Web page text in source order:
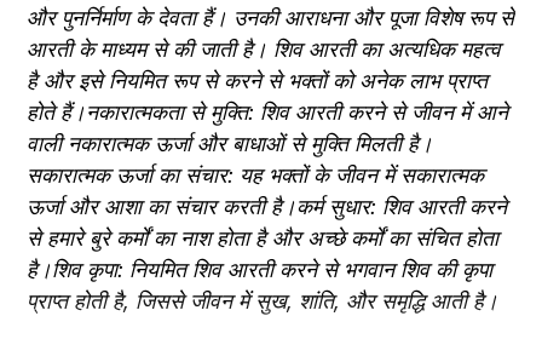
और पुनर्निर्माण के देवता हैं। उनकी आराधना और पूजा विशेष रूप से
आरती के माध्यम से की जाती है। शिव आरती का अत्यधिक महत्व
है और इसे नियमित रूप से करने से भक्तों को अनेक लाभ प्राप्त
होते हैं।नकारात्मकता से मुक्ति: शिव आरती करने से जीवन में आने
वाली नकारात्मक ऊर्जा और बाधाओं से मुक्ति मिलती है।
सकारात्मक ऊर्जा का संचार: यह भक्तों के जीवन में सकारात्मक
ऊर्जा और आशा का संचार करती है।कर्म सुधार: शिव आरती करने
से हमारे बुरे कर्मों का नाश होता है और अच्छे कर्मों का संचित होता
है।शिव कृपा: नियमित शिव आरती करने से भगवान शिव की कृपा
प्राप्त होती है, जिससे जीवन में सुख, शांति, और समृद्धि आती है।